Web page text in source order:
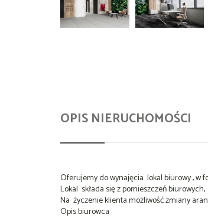
OPIS NIERUCHOMOŚCI
Oferujemy do wynajęcia lokal biurowy , w
Lokal składa się z pomieszczeń
Na życzenie klienta możliwość zmiany
Opis biurowca: